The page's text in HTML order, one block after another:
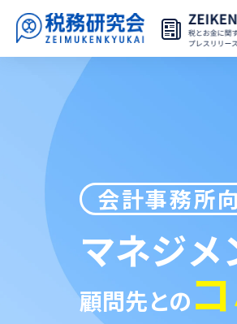
会計事務所
マネジ
顧問先との